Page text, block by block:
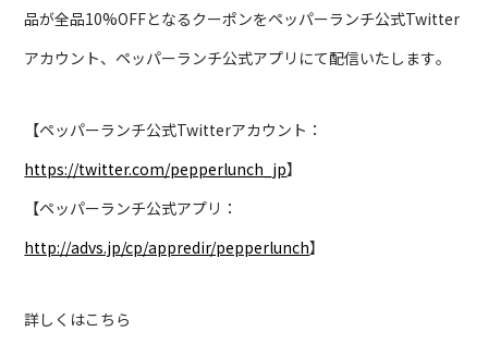
品が全品10%OFFとなるクーポンをペッパーランチ公式Twitter
アカウント、ペッパーランチ公式アプリにて配信いたします｡
【ペッパーランチ公式Twitterアカウント：
https://twitter.com/pepperlunch_jp】
【ペッパーランチ公式アプリ：
http://advs.jp/cp/appredir/pepperlunch】
詳しくはこちら